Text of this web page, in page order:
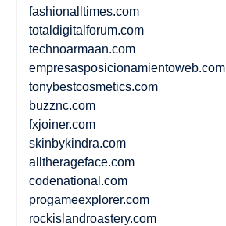
fashionalltimes.com
totaldigitalforum.com
technoarmaan.com
empresasposicionamientoweb.com
tonybestcosmetics.com
buzznc.com
fxjoiner.com
skinbykindra.com
alltherageface.com
codenational.com
progameexplorer.com
rockislandroastery.com